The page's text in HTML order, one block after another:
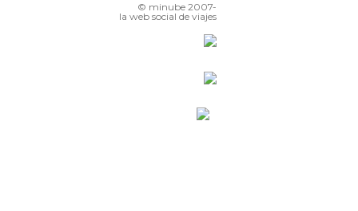
© minube 2007-
la web social de viajes